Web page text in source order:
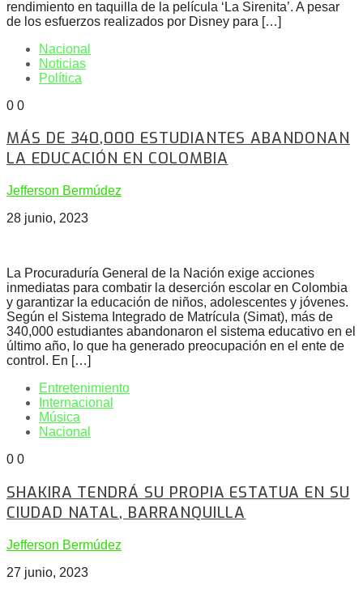
rendimiento en taquilla de la película ‘La Sirenita’. A pesar
de los esfuerzos realizados por Disney para […]
Nacional
Noticias
Política
0 0
MÁS DE 340,000 ESTUDIANTES ABANDONAN
LA EDUCACIÓN EN COLOMBIA
Jefferson Bermúdez
28 junio, 2023
La Procuraduría General de la Nación exige acciones
inmediatas para combatir la deserción escolar en Colombia
y garantizar la educación de niños, adolescentes y jóvenes.
Según el Sistema Integrado de Matrícula (Simat), más de
340,000 estudiantes abandonaron el sistema educativo en el
último año, lo que ha generado preocupación en el ente de
control. En […]
Entretenimiento
Internacional
Música
Nacional
0 0
SHAKIRA TENDRÁ SU PROPIA ESTATUA EN SU
CIUDAD NATAL, BARRANQUILLA
Jefferson Bermúdez
27 junio, 2023